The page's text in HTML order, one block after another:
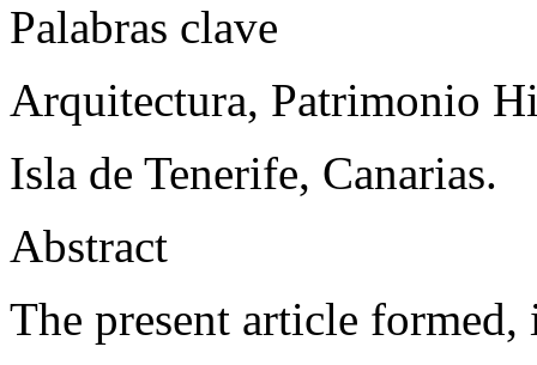
Palabras clave
Arquitectura, Patrimonio
Isla de Tenerife, Canarias.
Abstract
The present article formed,